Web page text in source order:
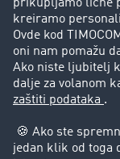
Korisnici
Pravna pitanja
Impressum
Opšti uslovi